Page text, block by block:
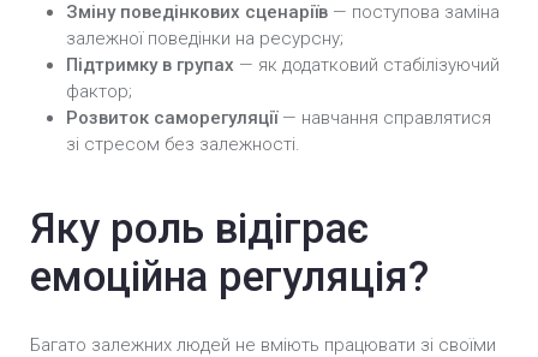
Зміну поведінкових сценаріїв — поступова заміна
залежної поведінки на ресурсну;
Підтримку в групах — як додатковий стабілізуючий
фактор;
Розвиток саморегуляції— навчання справлятися
зі стресом без залежності.
Яку роль відіграє
емоційна регуляція?
Багато залежних людей не вміють працювати зі своїми